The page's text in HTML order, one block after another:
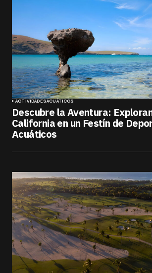
ACTIVIDADESACUÁTICOS
Descubre la Aventura:
California en un Festín de
Acuáticos